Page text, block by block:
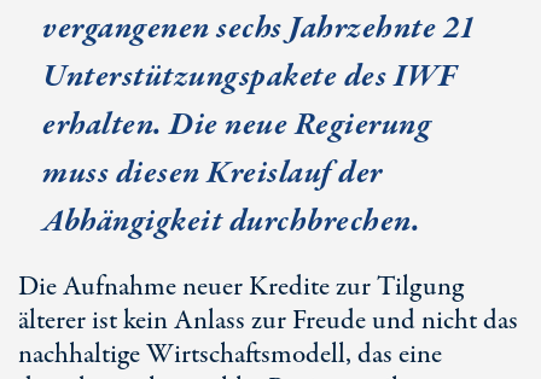
vergangenen sechs Jahrzehnte 21
Unterstützungspakete des IWF
erhalten. Die neue Regierung
muss diesen Kreislauf der
Abhängigkeit durchbrechen.
Die Aufnahme neuer Kredite zur Tilgung
älterer ist kein Anlass zur Freude und nicht das
nachhaltige Wirtschaftsmodell, das eine